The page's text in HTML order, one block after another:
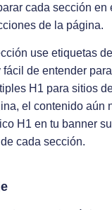
cada sección
de la página.
use etiquetas
de entender
H1 para sitios
el contenido aún
H1 en tu banner
cada sección.